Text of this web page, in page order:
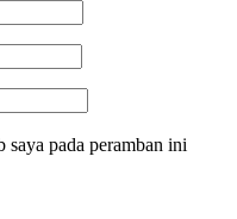
saya pada peramban ini